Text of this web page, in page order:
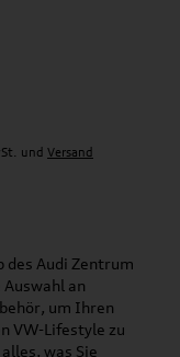
und Versand
des Audi Zentrum
an
um Ihren
VW-Lifestyle zu
was Sie